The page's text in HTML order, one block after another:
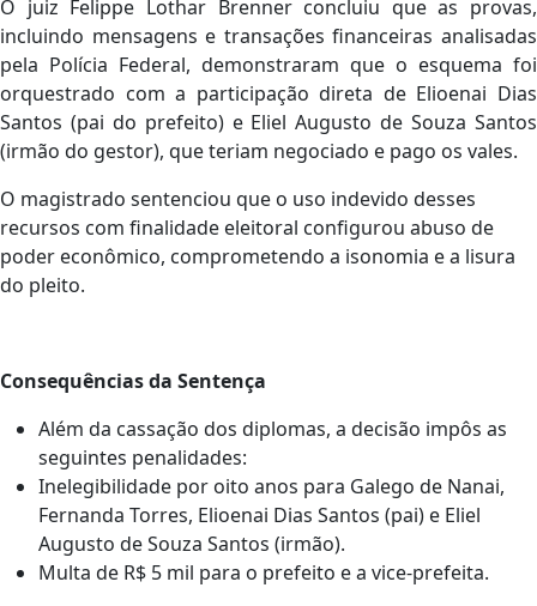
O juiz Felippe Lothar Brenner concluiu que as provas,
incluindo mensagens e transações financeiras analisadas
pela Polícia Federal, demonstraram que o esquema foi
orquestrado com a participação direta de Elioenai Dias
Santos (pai do prefeito) e Eliel Augusto de Souza Santos
(irmão do gestor), que teriam negociado e pago os vales.
O magistrado sentenciou que o uso indevido desses
recursos com finalidade eleitoral configurou abuso de
poder econômico, comprometendo a isonomia e a lisura
do pleito.
Consequências da Sentença
Além da cassação dos diplomas, a decisão impôs as
seguintes penalidades:
Inelegibilidade por oito anos para Galego de Nanai,
Fernanda Torres, Elioenai Dias Santos (pai) e Eliel
Augusto de Souza Santos (irmão).
Multa de R$ 5 mil para o prefeito e a vice-prefeita.